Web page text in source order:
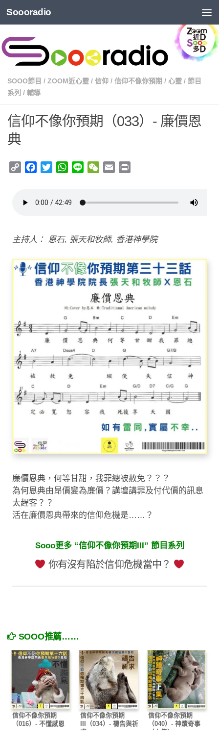
Soooradio
SOOO節目 / ZOOM近心靈 / 信仰 / 信仰不像你預期 / 心靈 / 節目
系列 / 輔導
信仰不像你預期（033）- 廉價恩
典
Copy
Facebook
TwitterWhatsApp
Line WeChat
Email
主持人： 恩石, 張天和牧師, 香港神學院
廉價恩典，何等甘甜，我罪總被赦免？？？
為何恩典由昂價變為廉價？講壇講罪及付代價的訊息
太趕客？？
活在廉價恩典帶來的信仰危機是……？
Sooo更多 “信仰不像你預期III” 節目系列
你有沒有陷於信仰危機當中？
SOOO推薦……
信仰不像你預期
（016）- 不懂感恩
信仰不像你預期
III（034）- 禱告與祈
求
信仰不像你預期
（040）- 神蹟奇事
（上集）